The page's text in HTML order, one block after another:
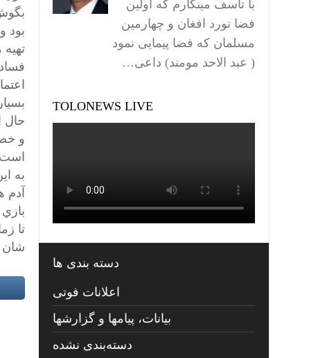
بود
حال
و
به
آدم
تا
شان
با تاسف مینگارم که اولین
فضا نورد افغان و چهارمین
مسلمان که فضا پیمایی نمود
( عبد الاحد مومند) داعی…
TOLONEWS LIVE
دسته بندی ها
اعلانات فوتی
بیانات، پیامها و گزارشها
دسته‌بندی نشده